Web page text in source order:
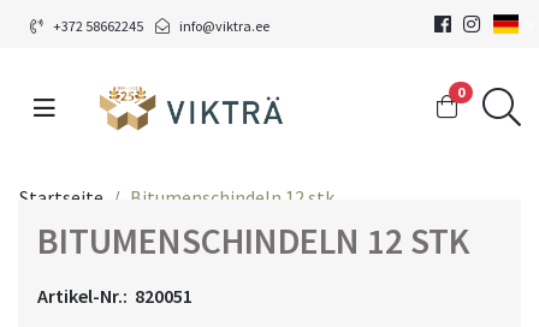
+372 58662245 info@viktra.ee
0
Startseite Bitumenschindeln 12 stk
BITUMENSCHINDELN 12 STK
Artikel-Nr.: 820051